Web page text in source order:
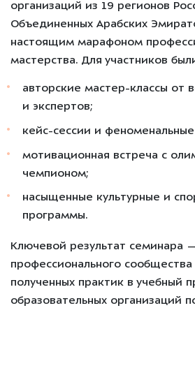
организаций из 19 регионов
Объединенных Арабских
настоящим марафоном
мастерства. Для участников
авторские мастер-классы от
и экспертов;
кейс-сессии и
мотивационная встреча с
чемпионом;
насыщенные культурные и
программы.
Ключевой результат семинара
профессионального сообщества
полученных практик в учебный
образовательных организаций